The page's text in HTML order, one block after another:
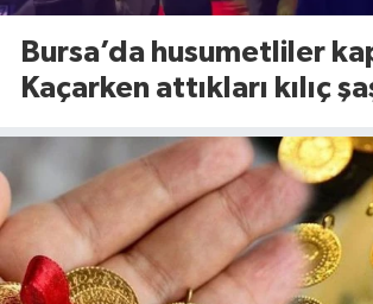
Bursa’da husumetliler
Kaçarken attıkları kılıç